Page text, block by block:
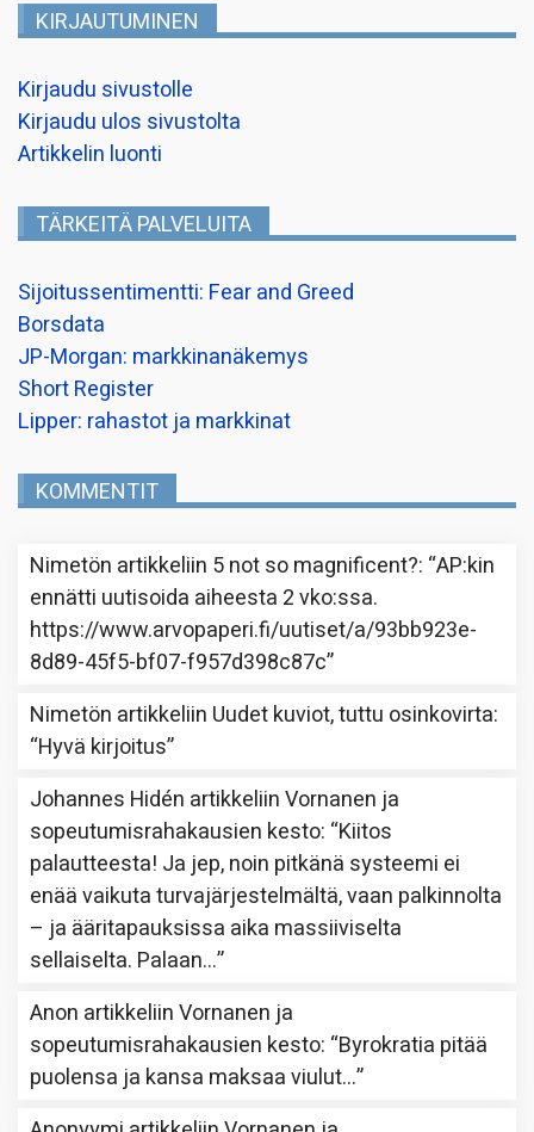
KIRJAUTUMINEN
Kirjaudu sivustolle
Kirjaudu ulos sivustolta
Artikkelin luonti
TÄRKEITÄ PALVELUITA
Sijoitussentimentti: Fear and Greed
Borsdata
JP-Morgan: markkinanäkemys
Short Register
Lipper: rahastot ja markkinat
KOMMENTIT
Nimetön artikkeliin 5 not so magnificent?: “AP:kin
ennätti uutisoida aiheesta 2 vko:ssa.
https://www.arvopaperi.fi/uutiset/a/93bb923e-
8d89-45f5-bf07-f957d398c87c”
Nimetön artikkeliin Uudet kuviot, tuttu osinkovirta:
“Hyvä kirjoitus”
Johannes Hidén artikkeliinVornanen ja
sopeutumisrahakausien kesto: “Kiitos
palautteesta! Ja jep, noin pitkänä systeemi ei
enää vaikuta turvajärjestelmältä, vaan palkinnolta
– ja ääritapauksissa aika massiiviselta
sellaiselta. Palaan…”
Anon artikkeliinVornanen ja
sopeutumisrahakausien kesto: “Byrokratia pitää
puolensa ja kansa maksaa viulut…”